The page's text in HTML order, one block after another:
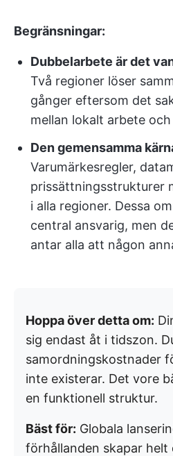
Begränsningar:
Dubbelarbete är det
Två regioner löser
gånger eftersom det
mellan lokalt arbete
Den gemensamma
Varumärkesregler,
prissättningsstrukturer
i alla regioner. Dessa
central ansvarig, men
antar alla att någon
Hoppa över detta om:
sig endast åt i tidszon.
samordningskostnader
inte existerar. Det vore
en funktionell struktur.
Bäst för: Globala
förhållanden skapar helt